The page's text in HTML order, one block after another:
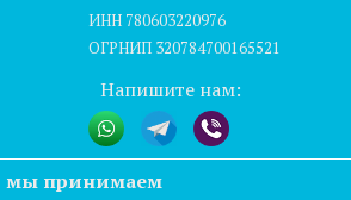
ИНН 780603220976
ОГРНИП 320784700165521
Напишите нам:
мы принимаем